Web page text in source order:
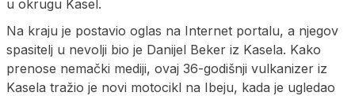
u okrugu Kasel.
Na kraju je postavio oglas na Internet portalu, a njegov
spasitelj u nevolji bio je Danijel Beker iz Kasela. Kako
prenose nemački mediji, ovaj 36-godišnji vulkanizer iz
Kasela tražio je novi motocikl na Ibeju, kada je ugledao